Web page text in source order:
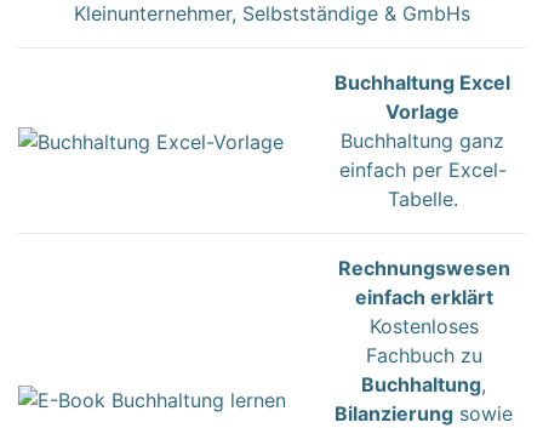
Kleinunternehmer, Selbstständige & GmbHs
Buchhaltung Excel
Vorlage
Buchhaltung ganz
einfach per Excel-
Tabelle.
Rechnungswesen
einfach erklärt
Kostenloses
Fachbuch zu
Buchhaltung,
Bilanzierung sowie